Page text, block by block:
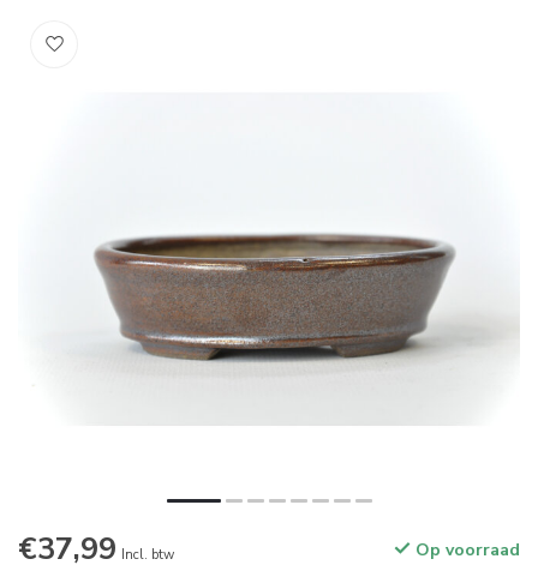
€37,99 Incl. btw Op voorraad